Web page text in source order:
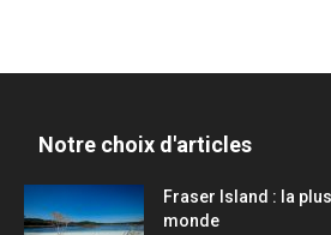
Notre choix d'articles
Fraser Island : la
monde